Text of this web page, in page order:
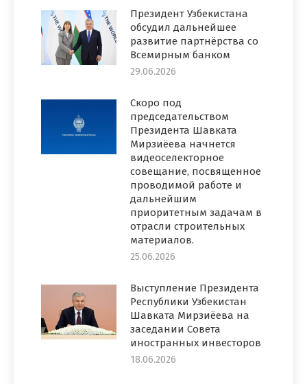
Президент Узбекистана
обсудил дальнейшее
развитие партнёрства со
Всемирным банком
29.06.2026
Скоро под
председательством
Президента Шавката
Мирзиёева начнется
видеоселекторное
совещание, посвященное
проводимой работе и
дальнейшим
приоритетным задачам в
отрасли строительных
материалов.
25.06.2026
Выступление Президента
Республики Узбекистан
Шавката Мирзиёева на
заседании Совета
иностранных инвесторов
18.06.2026